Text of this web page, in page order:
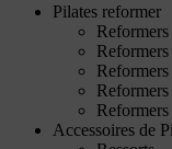
Pilates reformer
Reformers
Accessoires de